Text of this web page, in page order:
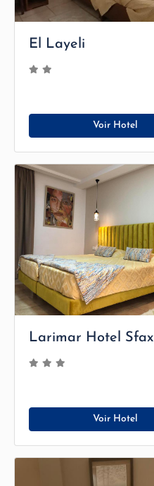
El Layeli
Voir Hotel
Larimar Hotel Sfax
Voir Hotel